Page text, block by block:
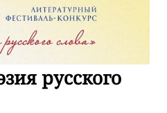
русского